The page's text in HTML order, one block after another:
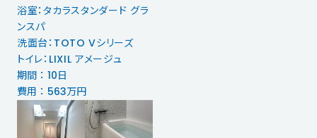
浴室：タカラスタンダード グラ
ンスパ
洗面台：TOTO Vシリーズ
トイレ：LIXIL アメージュ
期間 ： 10日
費用 ： 563万円